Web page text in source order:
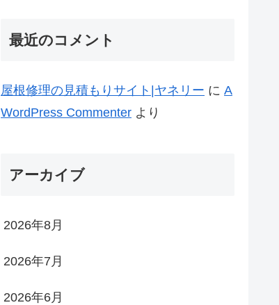
最近のコメント
屋根修理の見積もりサイト|ヤネリー に A
WordPress Commenter より
アーカイブ
2026年8月
2026年7月
2026年6月